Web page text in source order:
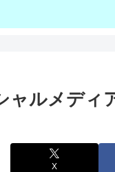
ャルメディ
X